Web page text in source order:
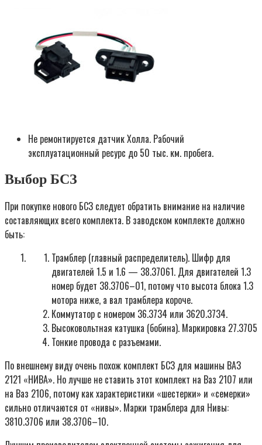
Не ремонтируется датчик Холла. Рабочий
эксплуатационный ресурс до 50 тыс. км. пробега.
Выбор БСЗ
При покупке нового БСЗ следует обратить внимание на наличие
составляющих всего комплекта. В заводском комплекте должно
быть:
Трамблер (главный распределитель). Шифр для
двигателей 1.5 и 1.6 — 38.37061. Для двигателей 1.3
номер будет 38.3706–01, потому что высота блока 1.3
мотора ниже, а вал трамблера короче.
Коммутатор с номером 36.3734 или 3620.3734.
Высоковольтная катушка (бобина). Маркировка 27.3705
Тонкие провода с разъемами.
По внешнему виду очень похож комплект БСЗ для машины ВАЗ
2121 «НИВА». Но лучше не ставить этот комплект на Ваз 2107 или
на Ваз 2106, потому как характеристики «шестерки» и «семерки»
сильно отличаются от «нивы». Марки трамблера для Нивы:
3810.3706 или 38.3706–10.